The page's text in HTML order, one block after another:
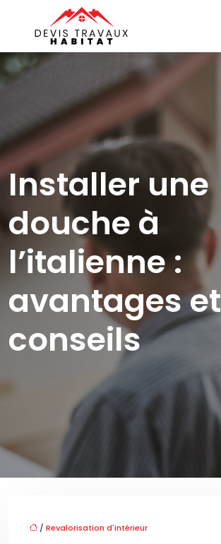
Installer une
douche à
l’italienne :
avantages et
conseils
/ Revalorisation d'intérieur